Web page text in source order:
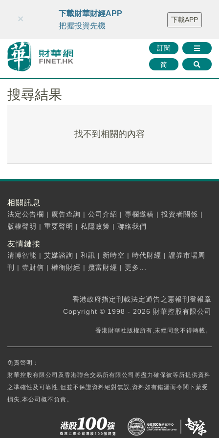
財華智庫網 FINTV FINMETA 財華證券 媒體矩陣
智庫沙龍
聯絡我們
訂閱
简
×
下載財華財經APP
把握投資先機
下載APP
搜尋結果
找不到相關的內容
相關訊息
法定公告欄 | 廣告查詢 | 公司介紹 | 專欄邀稿 | 投資者關係 |
版權聲明 | 重要聲明 | 私隱政策 | 聯絡我們
友情鏈接
清博智能 | 艾媒諮詢 | 和訊 | 新時空 | 時代財經 | 證券市場周
刊
| 壹財信 | 權衡財經 | 攬富財經 | 更多...
香港政府指定刊載法定通告之憲報刊登報章
Copyright © 1998 - 2026 財華控股有限公司
香港財華社版權所有,未經同意不得轉載。
免責聲明：
財華控股有限公司及香港聯合交易所有限公司將盡力確保彼等所提供資料
之準確性及可靠性,但並不保證資料絕對無誤,資料如有錯漏而令閣下蒙受
損失,本公司概不負責。